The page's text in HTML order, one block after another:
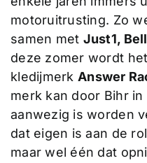
motoruitrusting. Zo
samen met Just1,
deze zomer wordt
kledijmerk Answer
merk kan door Bihr
aanwezig is worden
dat eigen is aan de
maar wel één dat